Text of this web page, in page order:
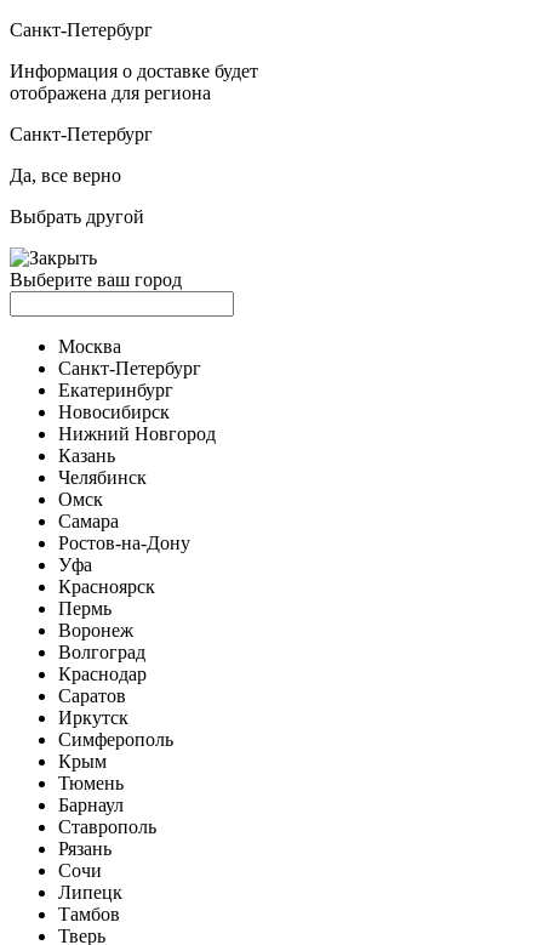
Санкт-Петербург
Информация о доставке будет
отображена для региона
Санкт-Петербург
Да, все верно
Выбрать другой
Выберите ваш город
Москва
Санкт-Петербург
Екатеринбург
Новосибирск
Нижний Новгород
Казань
Челябинск
Омск
Самара
Ростов-на-Дону
Уфа
Красноярск
Пермь
Воронеж
Волгоград
Краснодар
Саратов
Иркутск
Симферополь
Крым
Тюмень
Барнаул
Ставрополь
Рязань
Сочи
Липецк
Тамбов
Тверь